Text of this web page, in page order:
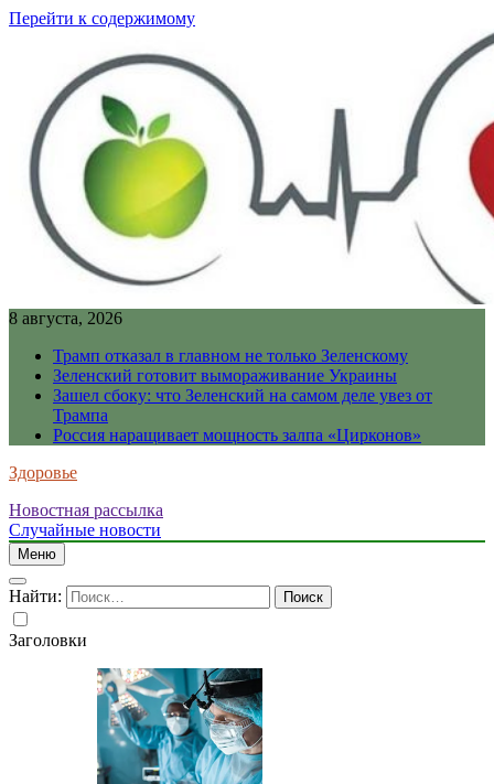
Перейти к содержимому
8 августа, 2026
Трамп отказал в главном не только Зеленскому
Зеленский готовит вымораживание Украины
Зашел сбоку: что Зеленский на самом деле увез от
Трампа
Россия наращивает мощность залпа «Цирконов»
Здоровье
Новостная рассылка
Случайные новости
Меню
Найти:
Заголовки